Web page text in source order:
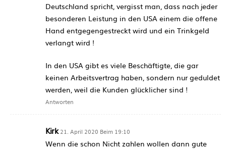
Deutschland spricht, vergisst man, dass nach jeder
besonderen Leistung in den USA einem die offene
Hand entgegengestreckt wird und ein Trinkgeld
verlangt wird !
In den USA gibt es viele Beschäftigte, die gar
keinen Arbeitsvertrag haben, sondern nur geduldet
werden, weil die Kunden glücklicher sind !
Antworten
Kirk 21. April 2020 Beim 19:10
Wenn die schon Nicht zahlen wollen dann gute